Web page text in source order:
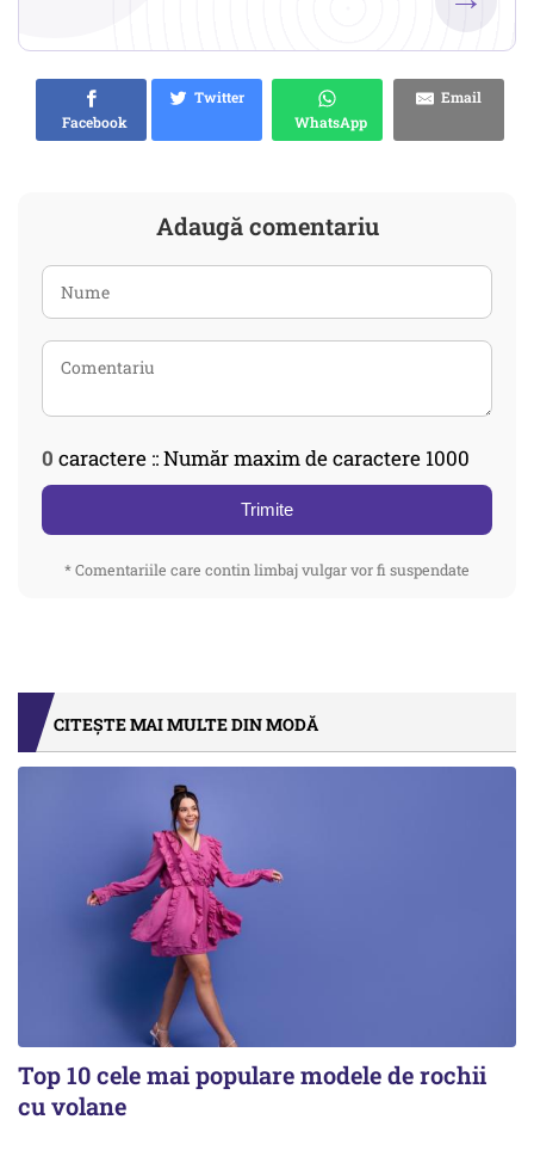
Facebook
Twitter
WhatsApp
Email
Adaugă comentariu
0 caractere :: Număr maxim de caractere 1000
Trimite
* Comentariile care contin limbaj vulgar vor fi suspendate
CITEȘTE MAI MULTE DIN MODĂ
Top 10 cele mai populare modele de rochii
cu volane